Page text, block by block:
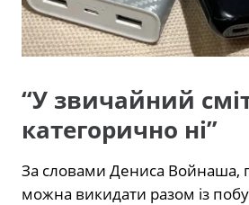
“У звичайний
категорично ні”
За словами Дениса Войнаша,
можна викидати разом із